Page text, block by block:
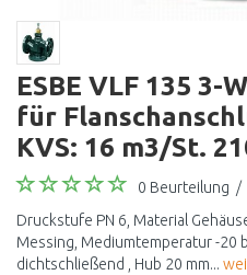
ESBE VLF 135 3-
für
KVS: 16 m3/St.
0 Beurteilung /
Druckstufe PN 6, Material
Messing, Mediumtemperatur -20
dichtschließend , Hub 20 mm...